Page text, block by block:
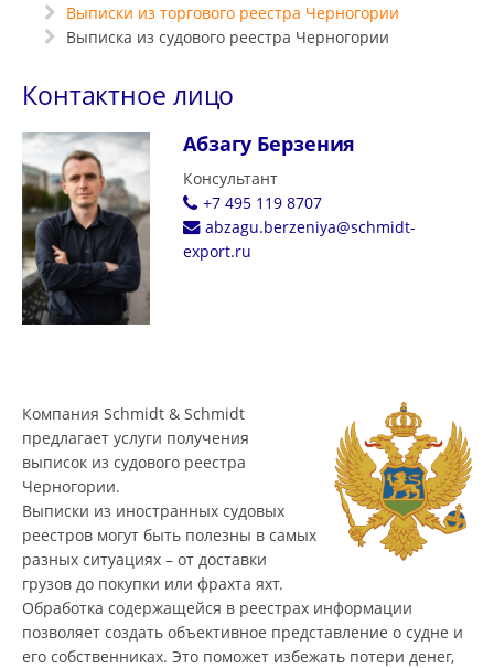
Выписки из торгового реестра Черногории
Выписка из судового реестра Черногории
Контактное лицо
Абзагу Берзения
Консультант
+7 495 119 8707
abzagu.berzeniya@schmidt-
export.ru
Компания Schmidt & Schmidt
предлагает услуги получения
выписок из судового реестра
Черногории.
Выписки из иностранных судовых
реестров могут быть полезны в самых
разных ситуациях – от доставки
грузов до покупки или фрахта яхт.
Обработка содержащейся в реестрах информации
позволяет создать объективное представление о судне и
его собственниках. Это поможет избежать потери денег,